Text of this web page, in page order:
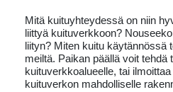
Mitä kuituyhteydessä on niin
liittyä kuituverkkoon?
liityn? Miten kuitu käytännössä
meiltä. Paikan päällä voit tehdä
kuituverkkoalueelle, tai
kuituverkon mahdolliselle